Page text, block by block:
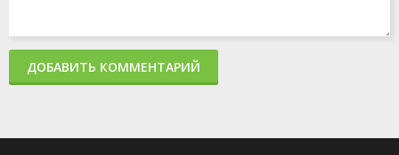
ДОБАВИТЬ КОММЕНТАРИЙ